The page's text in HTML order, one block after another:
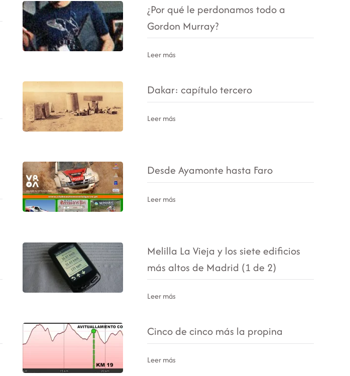
¿Por qué le perdonamos todo a
Gordon Murray?
Leer más
Dakar: capítulo tercero
Leer más
Desde Ayamonte hasta Faro
Leer más
Melilla La Vieja y los siete edificios
más altos de Madrid (1 de 2)
Leer más
Cinco de cinco más la propina
Leer más